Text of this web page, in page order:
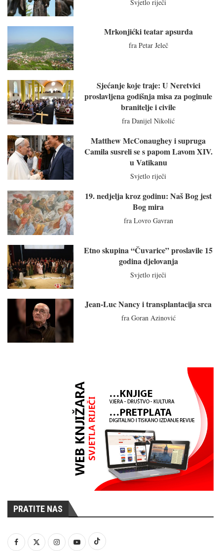
Svjetlo riječi
Mrkonjićki teatar apsurda
fra Petar Jeleč
Sjećanje koje traje: U Neretvici
proslavljena godišnja misa za poginule
branitelje i civile
fra Danijel Nikolić
Matthew McConaughey i supruga
Camila susreli se s papom Lavom XIV.
u Vatikanu
Svjetlo riječi
19. nedjelja kroz godinu: Naš Bog jest
Bog mira
fra Lovro Gavran
Etno skupina “Čuvarice” proslavile 15
godina djelovanja
Svjetlo riječi
Jean-Luc Nancy i transplantacija srca
fra Goran Azinović
PRATITE NAS